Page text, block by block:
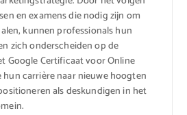
en examens die nodig zijn om
kunnen professionals hun
zich onderscheiden op de
Google Certificaat voor Online
carrière naar nieuwe hoogten
als deskundigen in het